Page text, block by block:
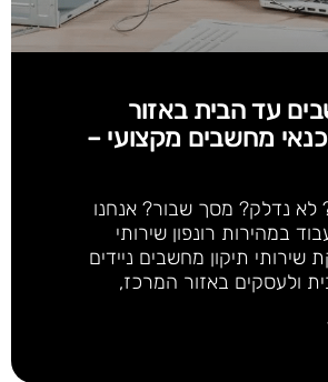
עד הבית באזור
מחשבים מקצועי –
לא נדלק? מסך שבור? אנחנו
במהירות רונפון שירותי
תיקון מחשבים ניידים
ולעסקים באזור המרכז,